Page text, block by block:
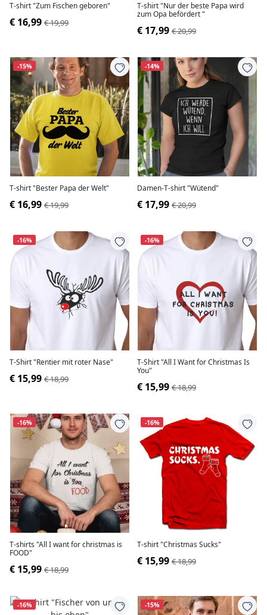
T-shirt "Zum Fischen geboren"
€ 16,99 € 19,99
T-shirt "Nur der beste Papa wird
zum Opa befördert "
€ 17,99 € 20,99
-15%
T-shirt "Bester Papa der Welt"
€ 16,99 € 19,99
-14%
Damen-T-shirt "Wütend"
€ 17,99 € 20,99
-16%
T-Shirt "Rentier mit roter Nase"
€ 15,99 € 18,99
-16%
T-Shirt "All I Want for Christmas Is
You"
€ 15,99 € 18,99
-16%
T-shirts "All I want for christmas is
FOOD"
€ 15,99 € 18,99
-16%
T-shirt "Christmas Sucks"
€ 15,99 € 18,99
-16% -15%